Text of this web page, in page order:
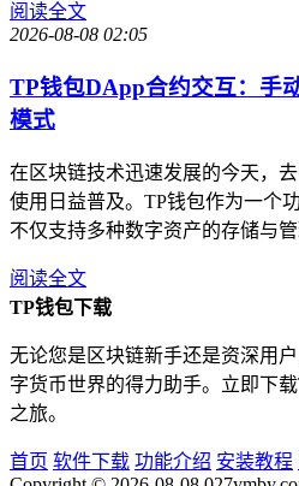
阅读全文
2026-08-08 02:05
TP钱包DApp合约交互：手
模式
在区块链技术迅速发展的今天，
使用日益普及。TP钱包作为一个
不仅支持多种数字资产的存储与
阅读全文
TP钱包下载
无论您是区块链新手还是资深用
字货币世界的得力助手。立即下
之旅。
首页 软件下载 功能介绍 安装教程